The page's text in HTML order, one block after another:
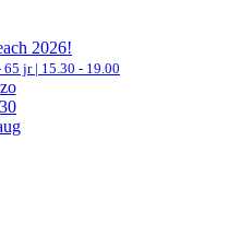
2026!
65 jr | 15.30 - 19.00
zo
30